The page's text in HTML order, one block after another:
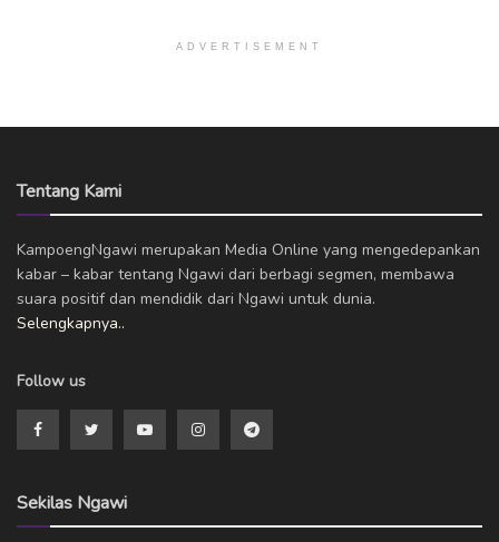
ADVERTISEMENT
Tentang Kami
KampoengNgawi merupakan Media Online yang mengedepankan
kabar – kabar tentang Ngawi dari berbagi segmen, membawa
suara positif dan mendidik dari Ngawi untuk dunia.
Selengkapnya..
Follow us
Sekilas Ngawi